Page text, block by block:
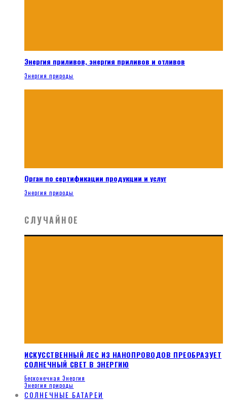
Энергия приливов, энергия приливов и отливов
Энергия природы
Орган по сертификации продукции и услуг
Энергия природы
СЛУЧАЙНОЕ
ИСКУССТВЕННЫЙ ЛЕС ИЗ НАНОПРОВОДОВ ПРЕОБРАЗУЕТ
СОЛНЕЧНЫЙ СВЕТ В ЭНЕРГИЮ
Бесконечная Энергия
Энергия природы
СОЛНЕЧНЫЕ БАТАРЕИ